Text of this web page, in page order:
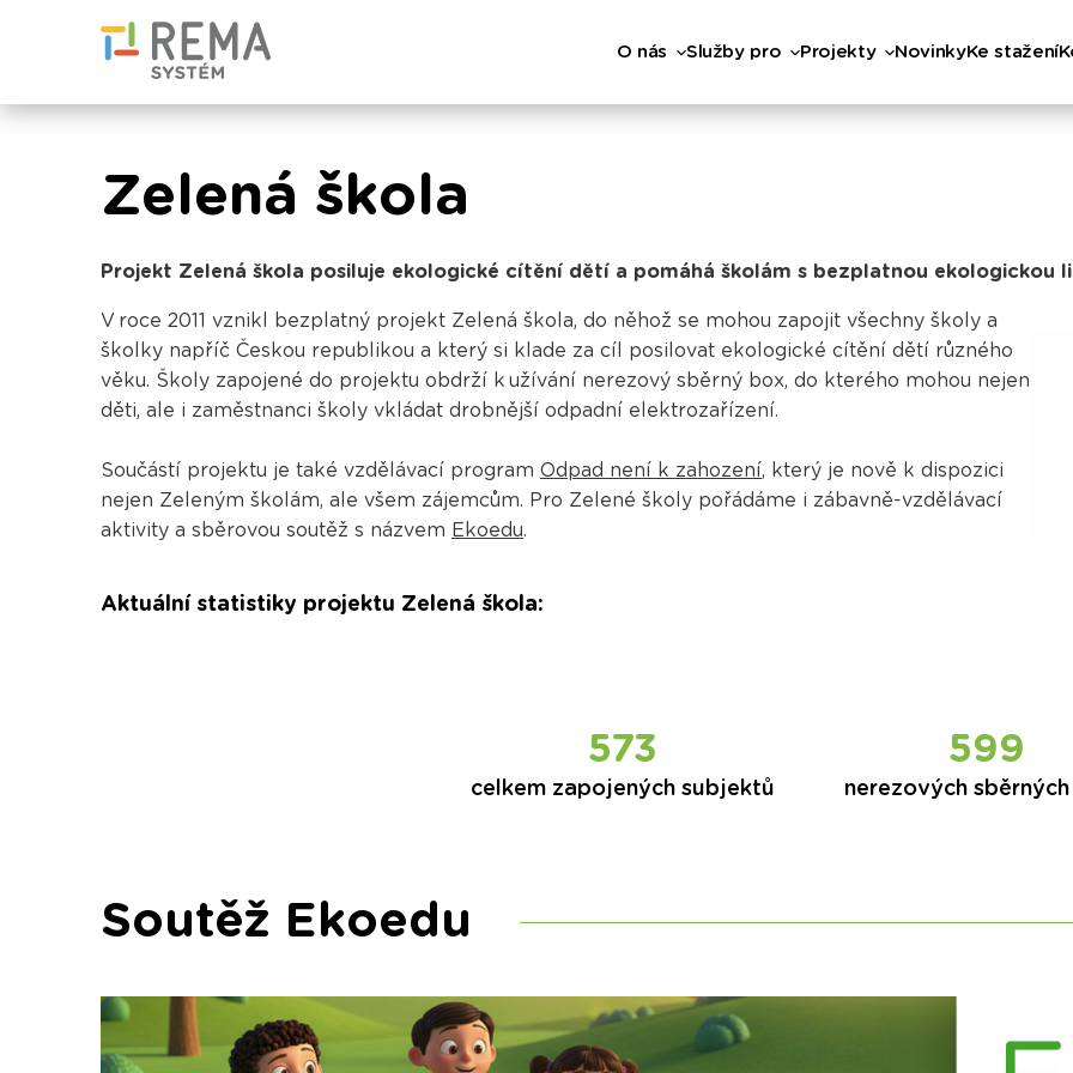
O nás Služby pro Projekty NovinkyKe stažení
Zelená škola
Projekt Zelená škola posiluje ekologické cítění dětí a pomáhá školám s bezplatnou ekologickou
V roce 2011 vznikl bezplatný projekt Zelená škola, do něhož se mohou zapojit všechny školy a
školky napříč Českou republikou a který si klade za cíl posilovat ekologické cítění dětí různého
věku. Školy zapojené do projektu obdrží k užívání nerezový sběrný box, do kterého mohou nejen
děti, ale i zaměstnanci školy vkládat drobnější odpadní elektrozařízení.
Součástí projektu je také vzdělávací program Odpad není k zahození, který je nově k dispozici
nejen Zeleným školám, ale všem zájemcům. Pro Zelené školy pořádáme i zábavně-vzdělávací
aktivity a sběrovou soutěž s názvem Ekoedu.
Aktuální statistiky projektu Zelená škola:
573
celkem zapojených subjektů
599
nerezových
Soutěž Ekoedu